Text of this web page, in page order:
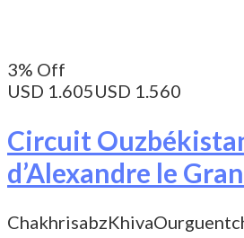
3% Off
USD 1.605USD 1.560
Circuit
d’Alexandre le
ChakhrisabzKhiva